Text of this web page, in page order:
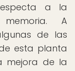
a la
A
de las
esta planta
mejora de la